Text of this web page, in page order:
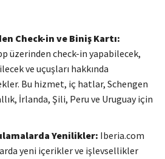
Check-in ve Biniş Kartı:
üzerinden check-in yapabilecek,
ve uçuşları hakkında
Bu hizmet, iç hatlar, Schengen
İrlanda, Şili, Peru ve Uruguay için
Yenilikler: Iberia.com
yeni içerikler ve işlevsellikler